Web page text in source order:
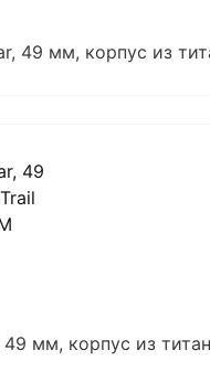
49 мм, корпус из
мм, корпус из